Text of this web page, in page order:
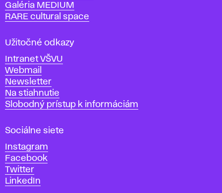
k
o
a
ý
t
v
a
r
ý
c
h
u
m
e
Galéria MEDIUM
RARE cultural space
Užitočné odkazy
Intranet VŠVU
Webmail
Newsletter
Na stiahnutie
Slobodný prístup k informáciám
Sociálne siete
Instagram
Facebook
Twitter
LinkedIn